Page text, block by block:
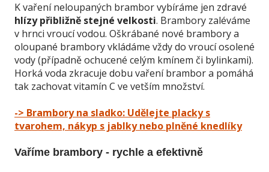
K vaření neloupaných brambor vybíráme jen zdravé
hlízy přibližně stejné velkosti. Brambory zaléváme
v hrnci vroucí vodou. Oškrábané nové brambory a
oloupané brambory vkládáme vždy do vroucí osolené
vody (případně ochucené celým kmínem či bylinkami).
Horká voda zkracuje dobu vaření brambor a pomáhá
tak zachovat vitamín C ve vetším množství.
-> Brambory na sladko: Udělejte placky s
tvarohem, nákyp s jablky nebo plněné knedlíky
Vaříme brambory - rychle a efektivně